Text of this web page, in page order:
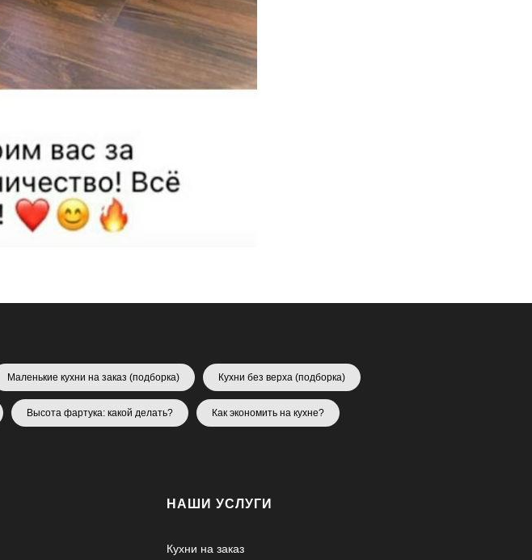
Маленькие кухни на заказ (подборка) Кухни без верха (подборка)
Высота фартука: какой делать? Как экономить на кухне?
НАШИ УСЛУГИ
Кухни на заказ